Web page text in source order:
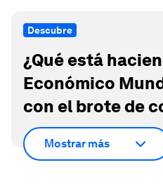
Descubre
¿Qué está
Económico
con el brote de
Mostrar más